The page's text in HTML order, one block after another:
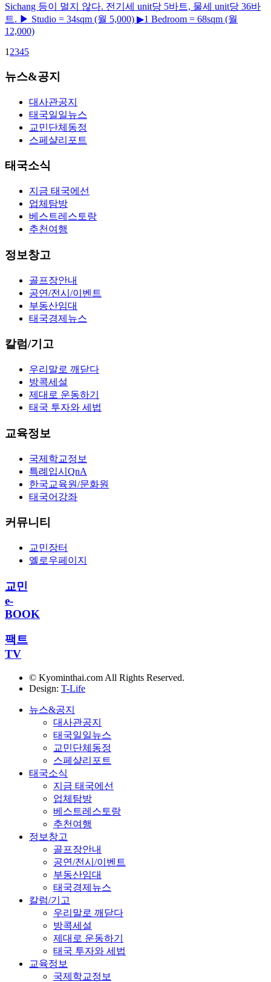
Sichang 등이 멀지 않다. 전기세 unit당 5바트, 물세 unit당 36바
트. ▶ Studio = 34sqm (월 5,000) ▶1 Bedroom = 68sqm (월
12,000)
1 2345
뉴스&공지
대사관공지
태국일일뉴스
교민단체동정
스페샬리포트
태국소식
지금 태국에선
업체탐방
베스트레스토랑
추천여행
정보창고
골프장안내
공연/전시/이벤트
부동산임대
태국경제뉴스
칼럼/기고
우리말로 깨닫다
방콕세설
제대로 운동하기
태국 투자와 세법
교육정보
국제학교정보
특례입시QnA
한국교육원/문화원
태국어강좌
커뮤니티
교민장터
옐로우페이지
교민
e-
BOOK
팩트
TV
© Kyominthai.com All Rights Reserved.
Design: T-Life
뉴스&공지
대사관공지
태국일일뉴스
교민단체동정
스페샬리포트
태국소식
지금 태국에선
업체탐방
베스트레스토랑
추천여행
정보창고
골프장안내
공연/전시/이벤트
부동산임대
태국경제뉴스
칼럼/기고
우리말로 깨닫다
방콕세설
제대로 운동하기
태국 투자와 세법
교육정보
국제학교정보